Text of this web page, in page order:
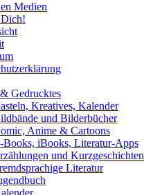
Medien
Gedrucktes
Kreatives, Kalender
und Bilderbücher
Anime & Cartoons
Books, iBooks, Literatur-Apps
und Kurzgeschichten
Literatur